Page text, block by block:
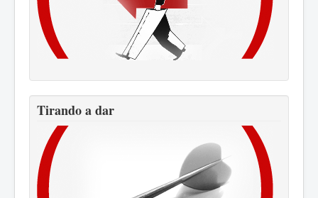
Tirando a dar